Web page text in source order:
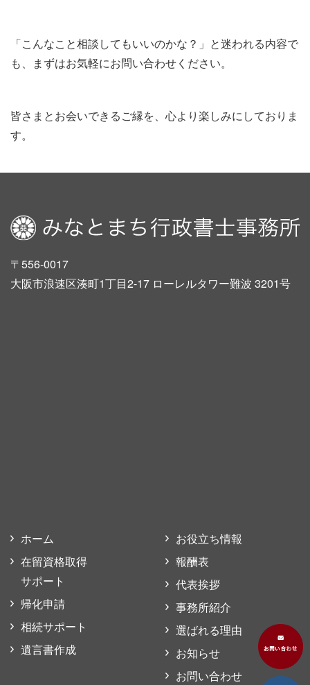
「こんなこと相談してもいいのかな？」と迷われる内容で
も、まずはお気軽にお問い合わせください。
皆さまとお会いできるご縁を、心より楽しみにしておりま
す。
〒556-0017
大阪市浪速区湊町1丁目2-17 ローレルタワー難波 3201号
ホーム
在留資格取得
サポート
帰化申請
相続サポート
遺言書作成
お役立ち情報
報酬表
代表挨拶
事務所紹介
選ばれる理由
お知らせ
お問い合わせ